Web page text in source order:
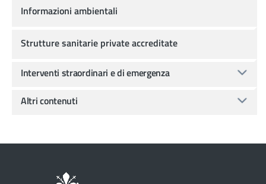
Informazioni ambientali
Strutture sanitarie private accreditate
Interventi straordinari e di emergenza
Altri contenuti